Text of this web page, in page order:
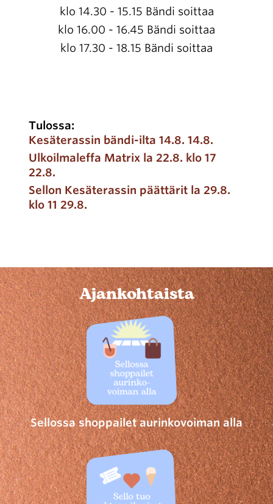
klo 14.30 - 15.15 Bändi soittaa
klo 16.00 - 16.45 Bändi soittaa
klo 17.30 - 18.15 Bändi soittaa
Tulossa:
Kesäterassin bändi-ilta 14.8. 14.8.
Ulkoilmaleffa Matrix la 22.8. klo 17
22.8.
Sellon Kesäterassin päättärit la 29.8.
klo 11 29.8.
Ajankohtaista
Sellossa shoppailet aurinkovoiman alla